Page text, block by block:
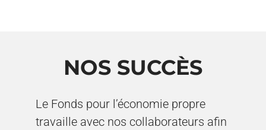
NOS SUCCÈS
Le Fonds pour l’économie propre
travaille avec nos collaborateurs afin